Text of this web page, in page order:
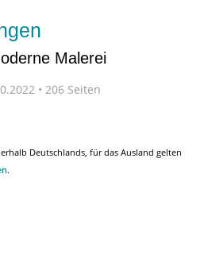
Malerei
• 206 Seiten
Deutschlands, für das Ausland gelten
.